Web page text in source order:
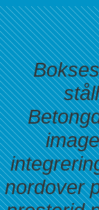
nordover